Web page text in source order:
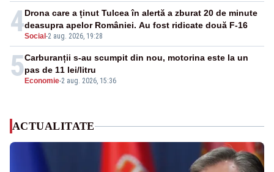
4Social -2 aug. 2026, 19:28
Drona care a ținut Tulcea în alertă a zburat 20 de minute
deasupra apelor României. Au fost ridicate două F-16
5 Economie-2 aug. 2026, 15:36
Carburanții s-au scumpit din nou, motorina este la un
pas de 11 lei/litru
ACTUALITATE